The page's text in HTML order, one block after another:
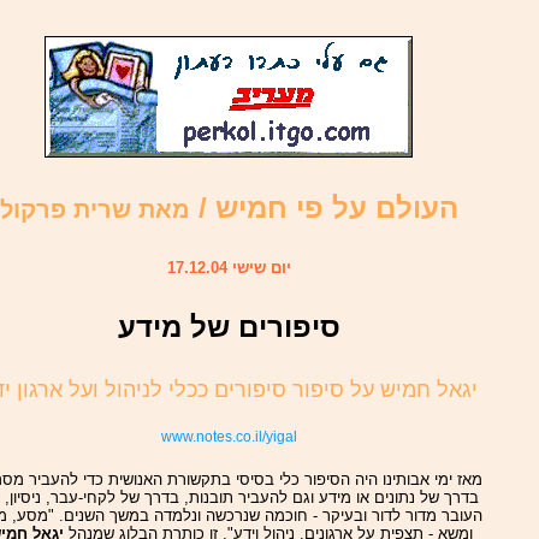
העולם על פי חמיש / מאת שרית פרקול
יום שישי 17.12.04
סיפורים של מידע
יגאל חמיש על סיפור סיפורים ככלי לניהול ועל ארגון
www.notes.co.il/yigal
מאז ימי אבותינו היה הסיפור כלי בסיסי בתקשורת האנושית כדי להעביר
בדרך של נתונים או מידע וגם להעביר תובנות, בדרך של לקחי-עבר, ניסיון,
העובר מדור לדור ובעיקר - חוכמה שנרכשה ונלמדה במשך השנים. "מסע,
ומשא - תצפית על ארגונים, ניהול וידע", זו כותרת הבלוג שמנהל יגאל